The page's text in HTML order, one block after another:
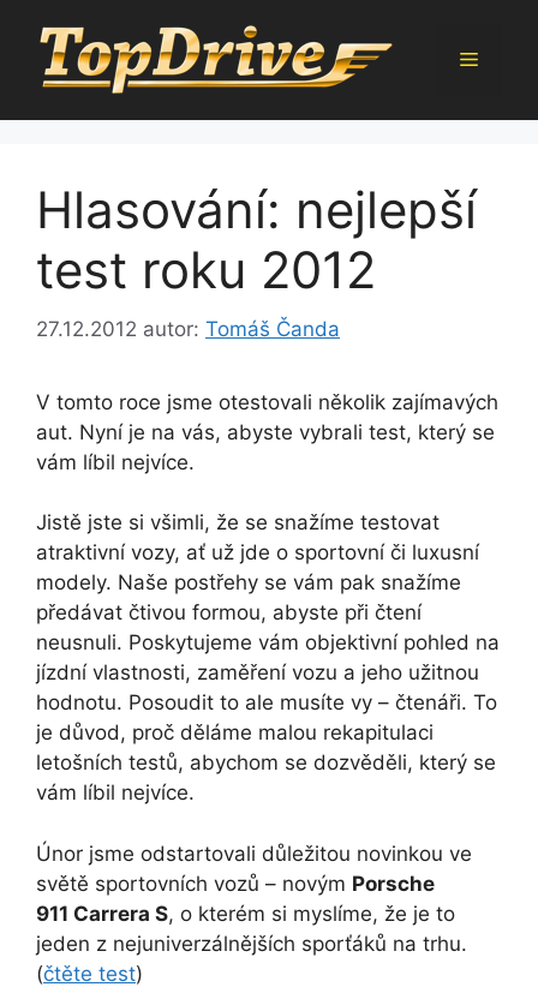
obsah
Menu
Hlasování: nejlepší
test roku 2012
27.12.2012 autor: Tomáš Čanda
V tomto roce jsme otestovali několik zajímavých
aut. Nyní je na vás, abyste vybrali test, který se
vám líbil nejvíce.
Jistě jste si všimli, že se snažíme testovat
atraktivní vozy, ať už jde o sportovní či luxusní
modely. Naše postřehy se vám pak snažíme
předávat čtivou formou, abyste při čtení
neusnuli. Poskytujeme vám objektivní pohled na
jízdní vlastnosti, zaměření vozu a jeho užitnou
hodnotu. Posoudit to ale musíte vy – čtenáři. To
je důvod, proč děláme malou rekapitulaci
letošních testů, abychom se dozvěděli, který se
vám líbil nejvíce.
Únor jsme odstartovali důležitou novinkou ve
světě sportovních vozů – novým Porsche
911 Carrera S, o kterém si myslíme, že je to
jeden z nejuniverzálnějších sporťáků na trhu.
(čtěte test)